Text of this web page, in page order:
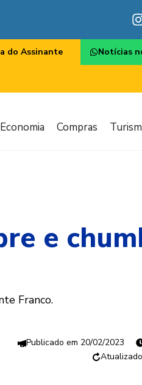
do Assinante Notícias
Economia Compras
e
Franco.
20/02/2023